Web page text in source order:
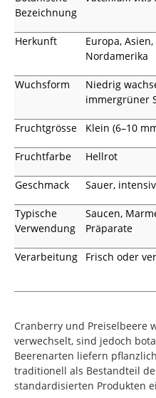
Bezeichnung
Herkunft
Europa, Asien,
Nordamerika
Wuchsform
Niedrig
immergrüner
Fruchtgrösse Klein (6–10
Fruchtfarbe Hellrot
Geschmack Sauer, intensiv
Typische
Verwendung
Saucen,
Präparate
Verarbeitung Frisch oder
Cranberry und Preiselbeere
verwechselt, sind jedoch
Beerenarten liefern
traditionell als Bestandteil
standardisierten Produkten